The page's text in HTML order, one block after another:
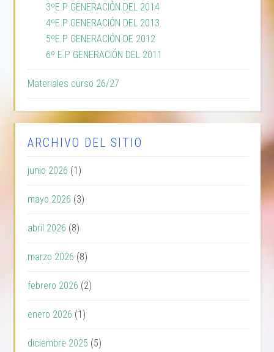
3ºE.P GENERACIÓN DEL 2014
4ºE.P GENERACIÓN DEL 2013
5ºE.P GENERACIÓN DE 2012
6º E.P GENERACIÓN DEL 2011
Materiales curso 26/27
ARCHIVO DEL SITIO
junio 2026 (1)
mayo 2026 (3)
abril 2026 (8)
marzo 2026 (8)
febrero 2026 (2)
enero 2026 (1)
diciembre 2025 (5)